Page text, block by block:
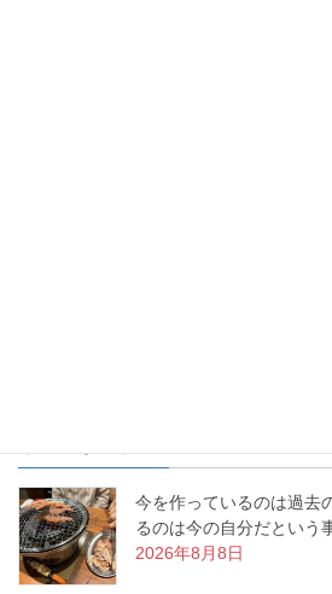
今を作っているのは過去
るのは今の自分だという
2026年8月8日